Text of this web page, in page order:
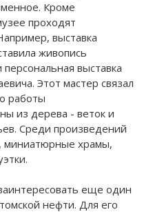
Кроме
проходят
выставка
живопись
выставка
Этот мастер связал
работы
из дерева - веток и
Среди произведений
миниатюрные храмы,
еще один
нефти. Для его